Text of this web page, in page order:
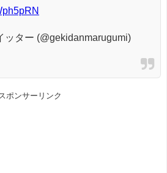
ター (@gekidanmarugumi)
スポンサーリンク